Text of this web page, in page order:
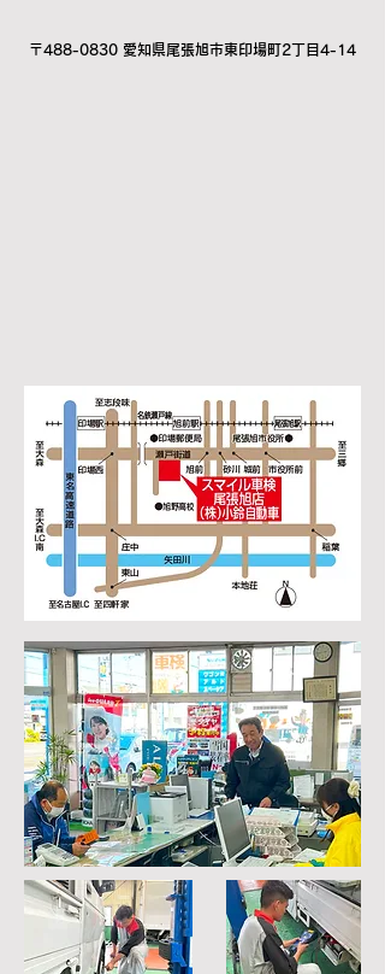
〒488-0830 愛知県尾張旭市東印場町2丁目4-14